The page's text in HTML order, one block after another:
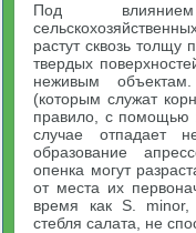
Под
растут сквозь толщу
твердых
неживым
(которым служат
правило, с помощью
случае отпадает
образование
опенка могут
от места их
время как S.
стебля салата, не